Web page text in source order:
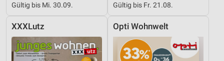
Gültig bis Mi. 30.09. Gültig bis Fr. 21.08.
XXXLutz Opti Wohnwelt